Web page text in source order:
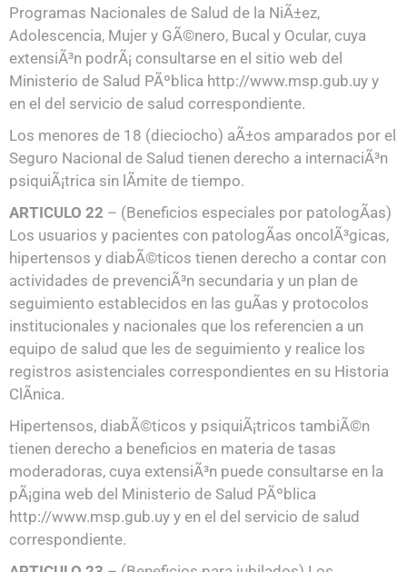
Programas Nacionales de Salud de la NiÃ±ez,
Adolescencia, Mujer y GÃ©nero, Bucal y Ocular, cuya
extensiÃ³n podrÃ¡ consultarse en el sitio web del
Ministerio de Salud PÃºblica http://www.msp.gub.uy y
en el del servicio de salud correspondiente.
Los menores de 18 (dieciocho) aÃ±os amparados por el
Seguro Nacional de Salud tienen derecho a internaciÃ³n
psiquiÃ¡trica sin lÃ­mite de tiempo.
ARTICULO 22 – (Beneficios especiales por patologÃ­as)
Los usuarios y pacientes con patologÃ­as oncolÃ³gicas,
hipertensos y diabÃ©ticos tienen derecho a contar con
actividades de prevenciÃ³n secundaria y un plan de
seguimiento establecidos en las guÃ­as y protocolos
institucionales y nacionales que los referencien a un
equipo de salud que les de seguimiento y realice los
registros asistenciales correspondientes en su Historia
ClÃ­nica.
Hipertensos, diabÃ©ticos y psiquiÃ¡tricos tambiÃ©n
tienen derecho a beneficios en materia de tasas
moderadoras, cuya extensiÃ³n puede consultarse en la
pÃ¡gina web del Ministerio de Salud PÃºblica
http://www.msp.gub.uy y en el del servicio de salud
correspondiente.